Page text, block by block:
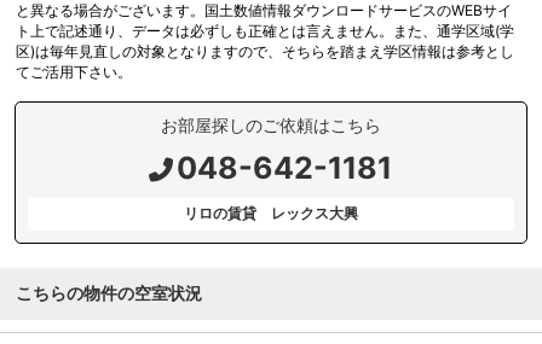
と異なる場合がございます。国土数値情報ダウンロードサービスのWEBサイ
ト上で記述通り、データは必ずしも正確とは言えません。また、通学区域(学
区)は毎年見直しの対象となりますので、そちらを踏まえ学区情報は参考とし
てご活用下さい。
お部屋探しのご依頼はこちら
048-642-1181
リロの賃貸 レックス大興
こちらの物件の空室状況